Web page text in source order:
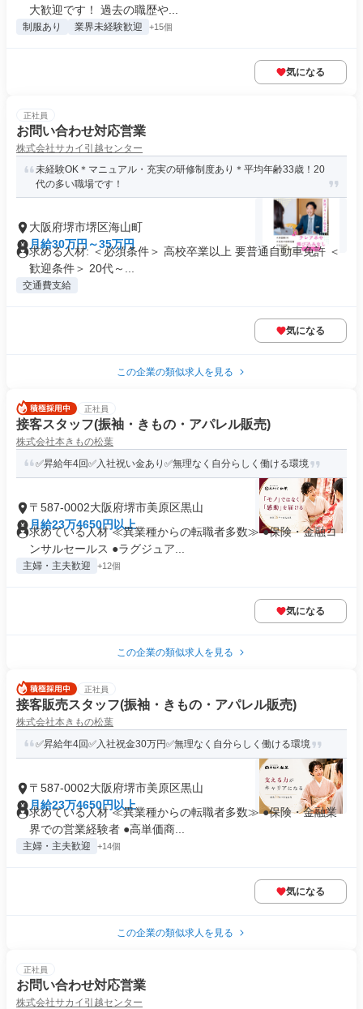
大歓迎です！ 過去の職歴や...
制服あり 業界未経験歓迎 +15個
気になる
正社員
お問い合わせ対応営業
株式会社サカイ引越センター
未経験OK＊マニュアル・充実の研修制度あり＊平均年齢33歳！20
代の多い職場です！
大阪府堺市堺区海山町
月給30万円～35万円
求める人材: ＜必須条件＞ 高校卒業以上 要普通自動車免許 ＜
歓迎条件＞ 20代～...
交通費支給
気になる
この企業の類似求人を見る
正社員
接客スタッフ(振袖・きもの・アパレル販売)
株式会社本きもの松葉
✅昇給年4回✅入社祝い金あり✅無理なく自分らしく働ける環境
〒587-0002大阪府堺市美原区黒山
月給23万4650円以上
求めている人材 ≪異業種からの転職者多数≫ ●保険・金融コ
ンサルセールス ●ラグジュア...
主婦・主夫歓迎 +12個
気になる
この企業の類似求人を見る
正社員
接客販売スタッフ(振袖・きもの・アパレル販売)
株式会社本きもの松葉
✅昇給年4回✅入社祝金30万円✅無理なく自分らしく働ける環境
〒587-0002大阪府堺市美原区黒山
月給23万4650円以上
求めている人材 ≪異業種からの転職者多数≫ ●保険・金融業
界での営業経験者 ●高単価商...
主婦・主夫歓迎 +14個
気になる
この企業の類似求人を見る
正社員
お問い合わせ対応営業
株式会社サカイ引越センター